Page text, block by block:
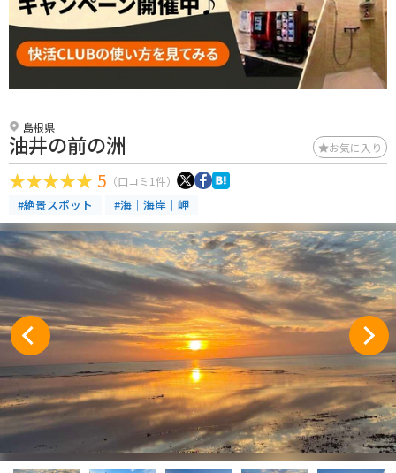
島根県
油井の前の洲 お気に入り
5 （口コミ1件）
#絶景スポット #海｜海岸｜岬